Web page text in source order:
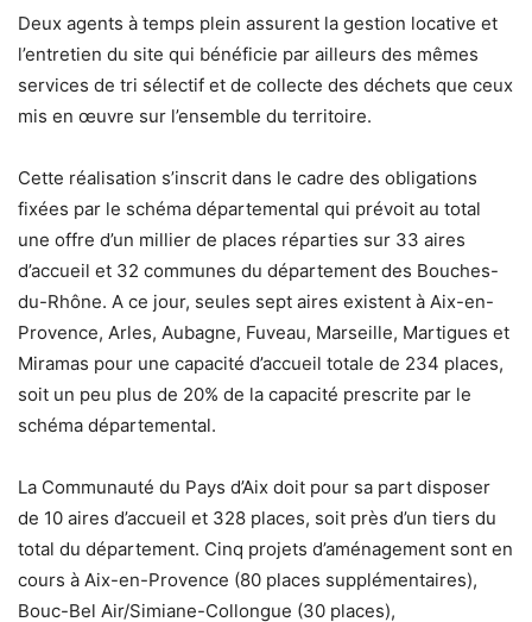
Deux agents à temps plein assurent la gestion locative et
l’entretien du site qui bénéficie par ailleurs des mêmes
services de tri sélectif et de collecte des déchets que ceux
mis en œuvre sur l’ensemble du territoire.
Cette réalisation s’inscrit dans le cadre des obligations
fixées par le schéma départemental qui prévoit au total
une offre d’un millier de places réparties sur 33 aires
d’accueil et 32 communes du département des Bouches-
du-Rhône. A ce jour, seules sept aires existent à Aix-en-
Provence, Arles, Aubagne, Fuveau, Marseille, Martigues et
Miramas pour une capacité d’accueil totale de 234 places,
soit un peu plus de 20% de la capacité prescrite par le
schéma départemental.
La Communauté du Pays d’Aix doit pour sa part disposer
de 10 aires d’accueil et 328 places, soit près d’un tiers du
total du département. Cinq projets d’aménagement sont en
cours à Aix-en-Provence (80 places supplémentaires),
Bouc-Bel Air/Simiane-Collongue (30 places),